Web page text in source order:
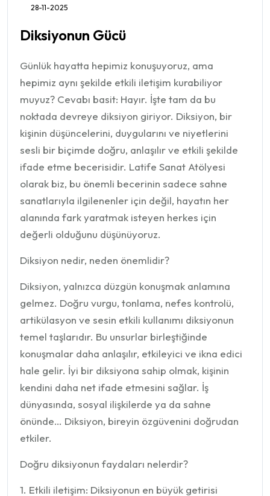
28-11-2025
Diksiyonun Gücü
Günlük hayatta hepimiz konuşuyoruz, ama
hepimiz aynı şekilde etkili iletişim kurabiliyor
muyuz? Cevabı basit: Hayır. İşte tam da bu
noktada devreye diksiyon giriyor. Diksiyon, bir
kişinin düşüncelerini, duygularını ve niyetlerini
sesli bir biçimde doğru, anlaşılır ve etkili şekilde
ifade etme becerisidir. Latife Sanat Atölyesi
olarak biz, bu önemli becerinin sadece sahne
sanatlarıyla ilgilenenler için değil, hayatın her
alanında fark yaratmak isteyen herkes için
değerli olduğunu düşünüyoruz.
Diksiyon nedir, neden önemlidir?
Diksiyon, yalnızca düzgün konuşmak anlamına
gelmez. Doğru vurgu, tonlama, nefes kontrolü,
artikülasyon ve sesin etkili kullanımı diksiyonun
temel taşlarıdır. Bu unsurlar birleştiğinde
konuşmalar daha anlaşılır, etkileyici ve ikna edici
hale gelir. İyi bir diksiyona sahip olmak, kişinin
kendini daha net ifade etmesini sağlar. İş
dünyasında, sosyal ilişkilerde ya da sahne
önünde… Diksiyon, bireyin özgüvenini doğrudan
etkiler.
Doğru diksiyonun faydaları nelerdir?
1. Etkili iletişim: Diksiyonun en büyük getirisi